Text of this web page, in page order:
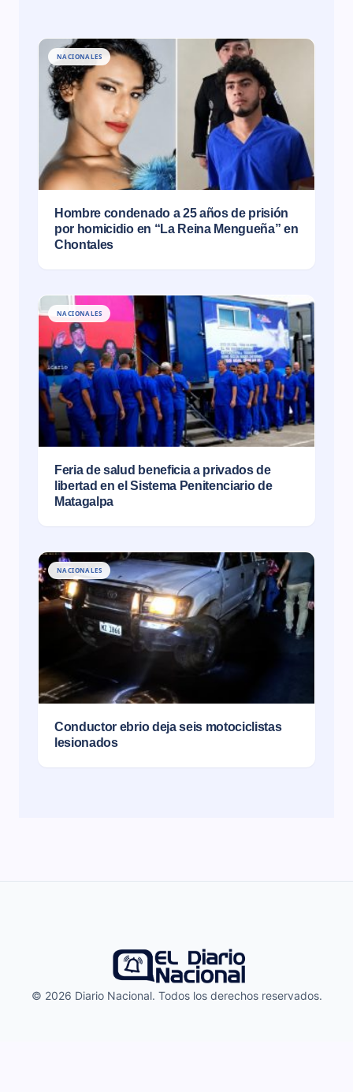
NACIONALES
Hombre condenado a 25 años de prisión
por homicidio en “La Reina Mengueña” en
Chontales
NACIONALES
Feria de salud beneficia a privados de
libertad en el Sistema Penitenciario de
Matagalpa
NACIONALES
Conductor ebrio deja seis motociclistas
lesionados
© 2026 Diario Nacional. Todos los derechos reservados.